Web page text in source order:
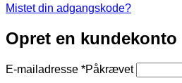
Mistet din adgangskode?
Opret en kundekonto
E-mailadresse *Påkrævet